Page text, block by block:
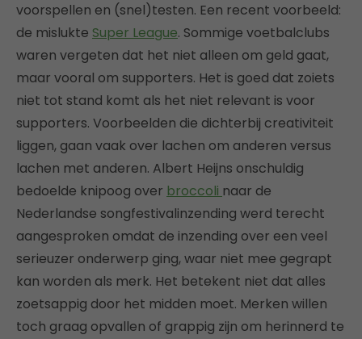
voorspellen en (snel)testen. Een recent voorbeeld:
de mislukte Super League. Sommige voetbalclubs
waren vergeten dat het niet alleen om geld gaat,
maar vooral om supporters. Het is goed dat zoiets
niet tot stand komt als het niet relevant is voor
supporters. Voorbeelden die dichterbij creativiteit
liggen, gaan vaak over lachen om anderen versus
lachen met anderen. Albert Heijns onschuldig
bedoelde knipoog over broccoli naar de
Nederlandse songfestivalinzending werd terecht
aangesproken omdat de inzending over een veel
serieuzer onderwerp ging, waar niet mee gegrapt
kan worden als merk. Het betekent niet dat alles
zoetsappig door het midden moet. Merken willen
toch graag opvallen of grappig zijn om herinnerd te